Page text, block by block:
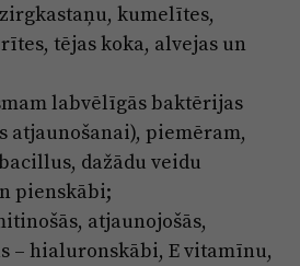
kumelītes,
tējas koka, alvejas un
labvēlīgās baktērijas
atjaunošanai), piemēram,
dažādu veidu
pienskābi;
atjaunojošās,
– hialuronskābi, E vitamīnu,